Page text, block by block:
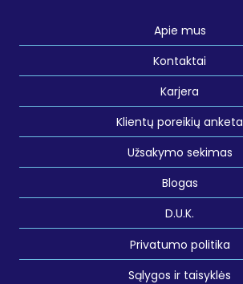
Apie mus
Kontaktai
Karjera
Klientų poreikių anketa
Užsakymo sekimas
Blogas
D.U.K.
Privatumo politika
Sąlygos ir taisyklės